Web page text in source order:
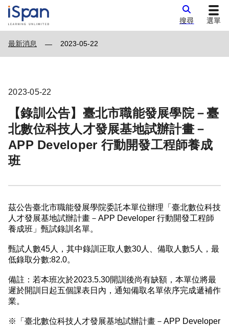
搜尋 選單
最新消息 — 2023-05-22
2023-05-22
【錄訓公告】臺北市職能發展學院－臺
北數位科技人才發展基地試辦計畫－
APP Developer 行動開發工程師養成
班
茲公告臺北市職能發展學院委託本單位辦理「臺北數位科技
人才發展基地試辦計畫－APP Developer 行動開發工程師
養成班」甄試錄訓名單。
甄試人數45人，其中錄訓正取人數30人、備取人數5人，最
低錄取分數:82.0。
備註：若本班次於2023.5.30開訓後尚有缺額，本單位將最
遲於開訓日起五個課表日內，通知備取名單依序完成遞補作
業。
※「臺北數位科技人才發展基地試辦計畫－APP Developer